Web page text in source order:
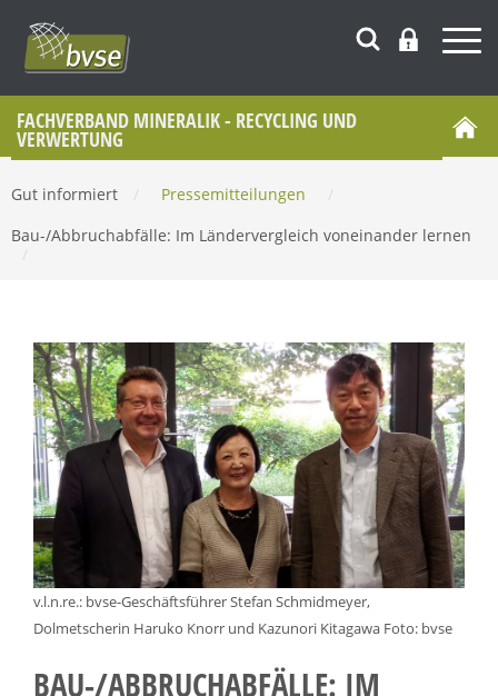
FACHVERBAND MINERALIK - RECYCLING UND
VERWERTUNG
Gut informiert Pressemitteilungen
Bau-/Abbruchabfälle: Im Ländervergleich voneinander lernen
v.l.n.re.: bvse-Geschäftsführer Stefan Schmidmeyer,
Dolmetscherin Haruko Knorr und Kazunori Kitagawa Foto: bvse
BAU-/ABBRUCHABFÄLLE: IM